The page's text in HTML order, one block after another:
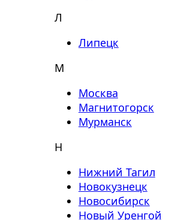
Л
Липецк
М
Москва
Магнитогорск
Мурманск
Н
Нижний Тагил
Новокузнецк
Новосибирск
Новый Уренгой